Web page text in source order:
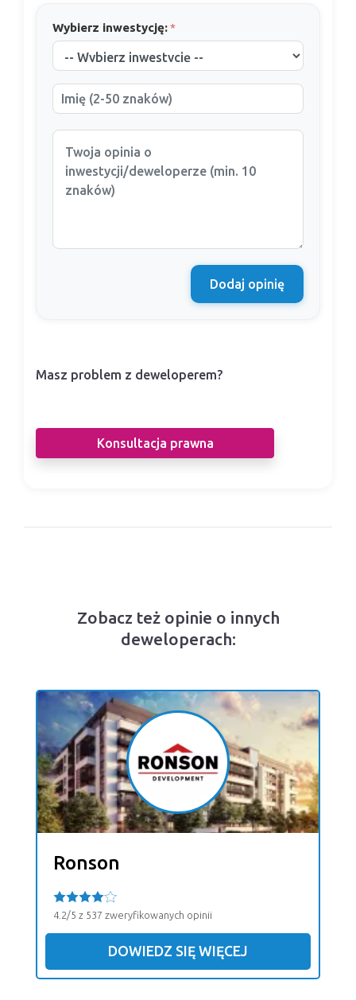
Wybierz inwestycję:*
Dodaj opinię
Masz problem z deweloperem?
Konsultacja prawna
Zobacz też opinie o innych
deweloperach:
Ronson
4.2/5 z 537 zweryfikowanych opinii
DOWIEDZ SIĘ WIĘCEJ